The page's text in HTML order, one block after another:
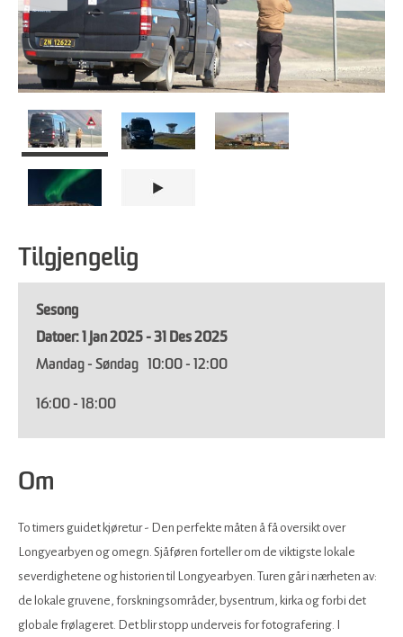
Tilgjengelig
Sesong
1 Jan 2025 - 31 Des 2025
Mandag - Søndag
10:00 - 12:00
16:00 - 18:00
Om
To timers guidet kjøretur - Den perfekte måten å få oversikt over
Longyearbyen og omegn. Sjåføren forteller om de viktigste lokale
severdighetene og historien til Longyearbyen. Turen går i nærheten av:
de lokale gruvene, forskningsområder, bysentrum, kirka og forbi det
globale frølageret. Det blir stopp underveis for fotografering. I